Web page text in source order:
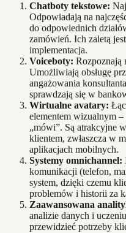
Chatboty tekstowe:
Odpowiadają na
do odpowiednich
zamówień. Ich zaletą
implementacja.
Voiceboty: Rozpoznają
Umożliwiają obsługę
angażowania
sprawdzają się w
Wirtualne avatary:
elementem wizualnym
„mówi”. Są atrakcyjne
klientem, zwłaszcza w
aplikacjach mobilnych.
Systemy omnichannel:
komunikacji (telefon,
system, dzięki czemu
problemów i historii za
Zaawansowana
analizie danych i
przewidzieć potrzeby